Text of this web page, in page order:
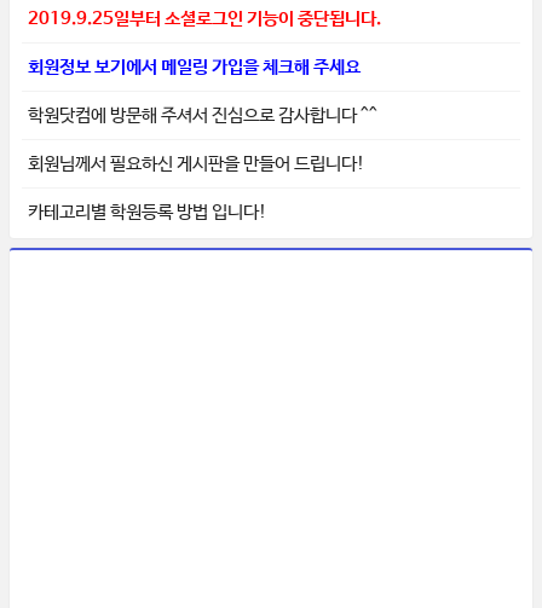
2019.9.25일부터 소셜로그인 기능이 중단됩니다.
회원정보 보기에서 메일링 가입을 체크해 주세요
학원닷컴에 방문해 주셔서 진심으로 감사합니다 ^^
회원님께서 필요하신 게시판을 만들어 드립니다!
카테고리별 학원등록 방법 입니다!